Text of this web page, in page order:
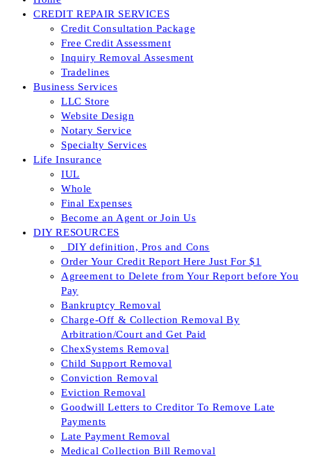
CREDIT REPAIR SERVICES
Credit Consultation Package
Free Credit Assessment
Inquiry Removal Assesment
Tradelines
Business Services
LLC Store
Website Design
Notary Service
Specialty Services
Life Insurance
IUL
Whole
Final Expenses
Become an Agent or Join Us
DIY RESOURCES
_DIY definition, Pros and Cons
Order Your Credit Report Here Just For $1
Agreement to Delete from Your Report before You
Pay
Bankruptcy Removal
Charge-Off & Collection Removal By
Arbitration/Court and Get Paid
ChexSystems Removal
Child Support Removal
Conviction Removal
Eviction Removal
Goodwill Letters to Creditor To Remove Late
Payments
Late Payment Removal
Medical Collection Bill Removal